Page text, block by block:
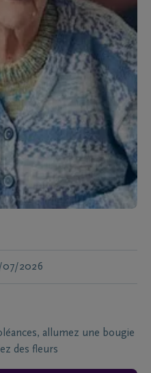
07/2026
allumez une bougie
des fleurs